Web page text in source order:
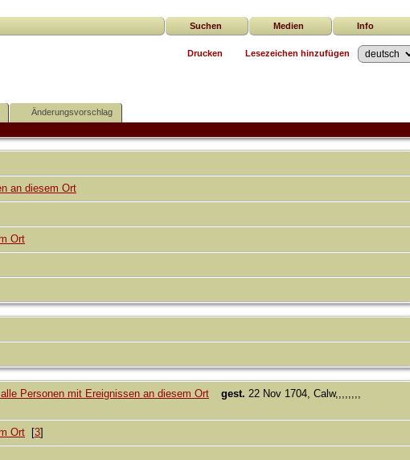
Suchen Medien Info
Drucken Lesezeichen hinzufügen
Änderungsvorschlag
gest. 22 Nov 1704, Calw,,,,,,,,
[3]